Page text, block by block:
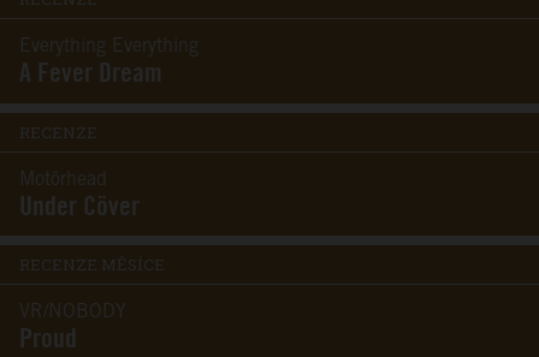
Everything Everything
A Fever Dream
RECENZE
Motörhead
Under Cöver
RECENZE MĚSÍCE
VR/NOBODY
Proud